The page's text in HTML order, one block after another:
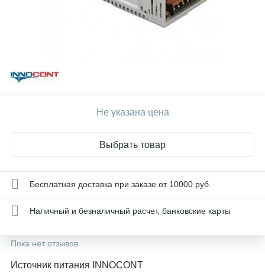
Не указана цена
Выбрать товар
Бесплатная доставка при заказе от 10000 руб.
Наличный и безналичный расчет, банковские карты
Пока нет отзывов
Источник питания INNOCONT